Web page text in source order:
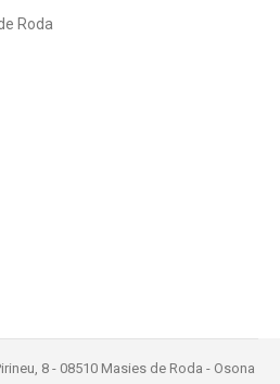
Roda
8 - 08510 Masies de Roda - Osona